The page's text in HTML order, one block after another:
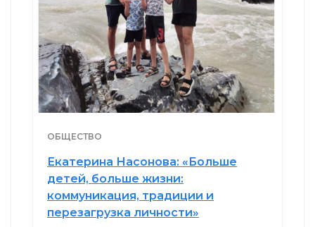
ОБЩЕСТВО
Екатерина Насонова: «Больше
детей, больше жизни:
коммуникация, традиции и
перезагрузка личности»